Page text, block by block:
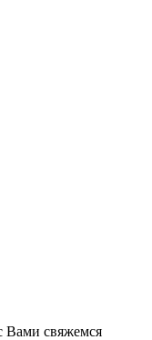
Вами свяжемся